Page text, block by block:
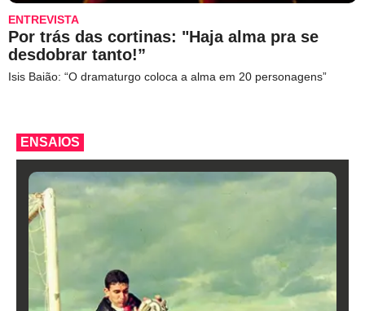
ENTREVISTA
Por trás das cortinas: "Haja alma pra se
desdobrar tanto!”
Isis Baião: “O dramaturgo coloca a alma em 20 personagens”
ENSAIOS